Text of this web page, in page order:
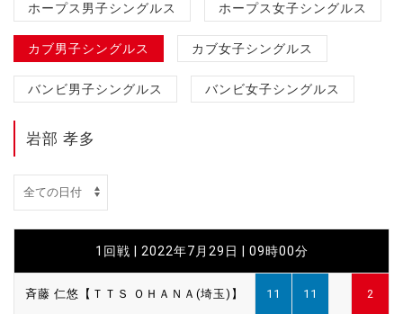
ホープス男子シングルス ホープス女子シングルス
カブ男子シングルス カブ女子シングルス
バンビ男子シングルス バンビ女子シングルス
岩部 孝多
1回戦 | 2022年7月29日 | 09時00分
斉藤 仁悠【ＴＴＳ ＯＨＡＮＡ(埼玉)】 11 11 2